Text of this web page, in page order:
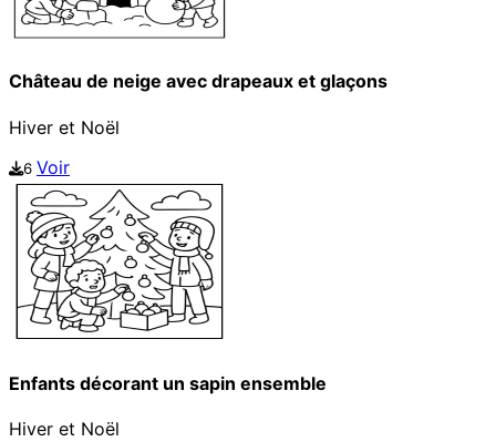
Château de neige avec drapeaux et glaçons
Hiver et Noël
6 Voir
Enfants décorant un sapin ensemble
Hiver et Noël